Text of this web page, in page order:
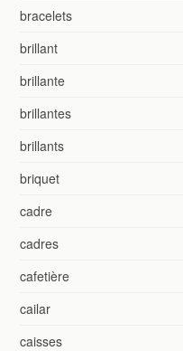
bracelets
brillant
brillante
brillantes
brillants
briquet
cadre
cadres
cafetière
cailar
caisses